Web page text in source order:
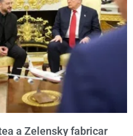
a Zelensky fabricar